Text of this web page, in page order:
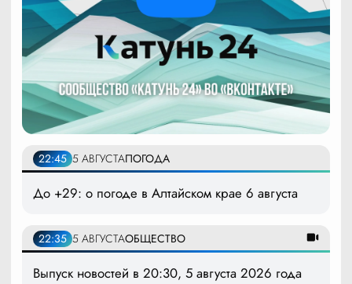
22:45 5 АВГУСТАПОГОДА
До +29: о погоде в Алтайском крае 6 августа
22:35 5 АВГУСТАОБЩЕСТВО
Выпуск новостей в 20:30, 5 августа 2026 года